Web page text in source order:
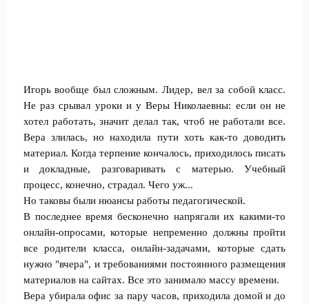
Игорь вообще был сложным. Лидер, вел за собой класс.
Не раз срывал уроки и у Веры Николаевны: если он не
хотел работать, значит делал так, чтоб не работали все.
Вера злилась, но находила пути хоть как-то доводить
материал. Когда терпение кончалось, приходилось писать
и докладные, разговаривать с матерью. Учебный
процесс, конечно, страдал. Чего уж...
Но таковы были нюансы работы педагогической.
В последнее время бесконечно напрягали их какими-то
онлайн-опросами, которые непременно должны пройти
все родители класса, онлайн-задачами, которые сдать
нужно "вчера", и требованиями постоянного размещения
материалов на сайтах. Все это занимало массу времени.
Вера убирала офис за пару часов, приходила домой и до